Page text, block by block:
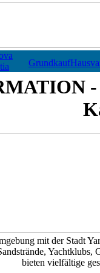
Grundkauf
-
mit der Stadt
Yachtklubs,
bieten vielfältige